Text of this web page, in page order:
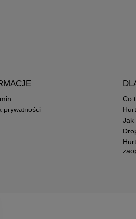
prywatności
Co
Jak